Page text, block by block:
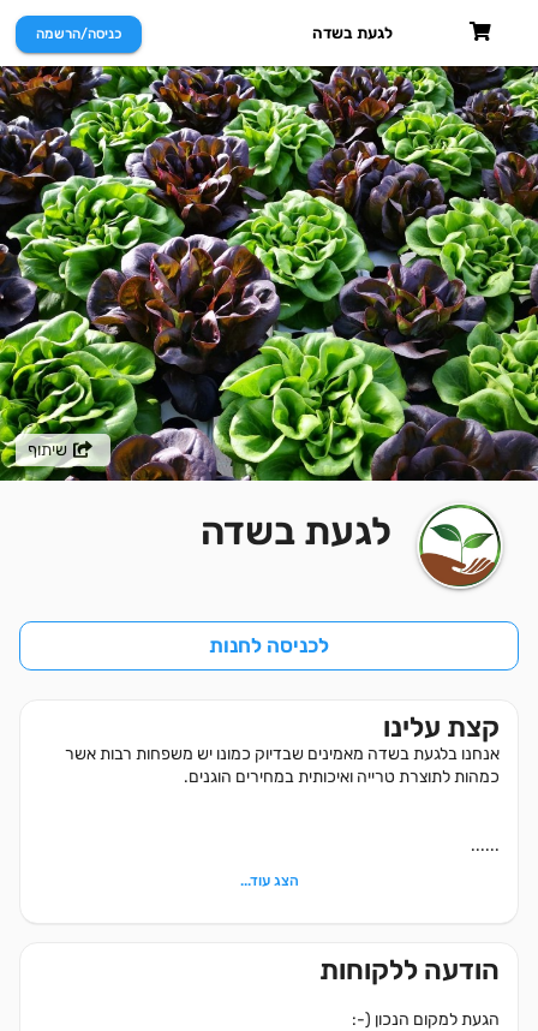
לגעת בשדה כניסה/הרשמה
שיתוף
לגעת בשדה
לכניסה לחנות
קצת עלינו
אנחנו בלגעת בשדה מאמינים שבדיוק כמונו יש משפחות רבות אשר
כמהות לתוצרת טרייה ואיכותית במחירים הוגנים.
......
הצג עוד...
הודעה ללקוחות
הגעת למקום הנכון (-: